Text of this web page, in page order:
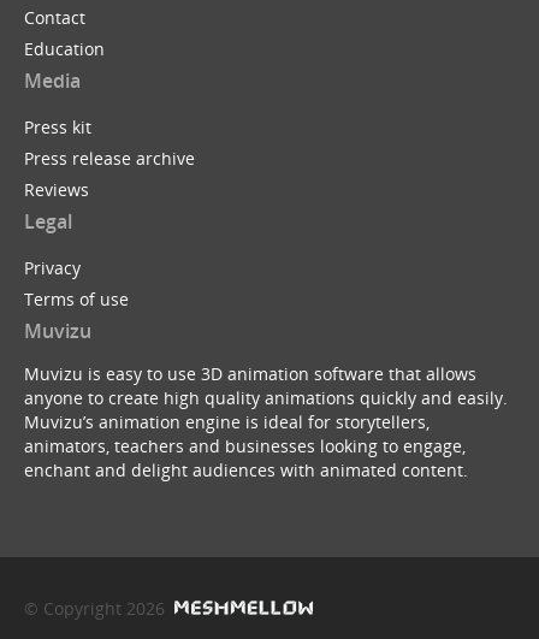
Contact
Education
Media
Press kit
Press release archive
Reviews
Legal
Privacy
Terms of use
Muvizu
Muvizu is easy to use 3D animation software that allows
anyone to create high quality animations quickly and easily.
Muvizu’s animation engine is ideal for storytellers,
animators, teachers and businesses looking to engage,
enchant and delight audiences with animated content.
© Copyright 2026